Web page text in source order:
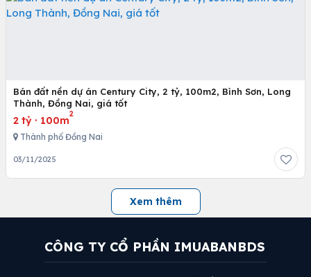
Bán đất nền dự án Century City, 2 tỷ, 100m2, Bình Sơn, Long
Thành, Đồng Nai, giá tốt
2 tỷ · 100m
2
Thành phố Đồng Nai
03/11/2025
Xem thêm
CÔNG TY CỔ PHẦN IMUABANBDS